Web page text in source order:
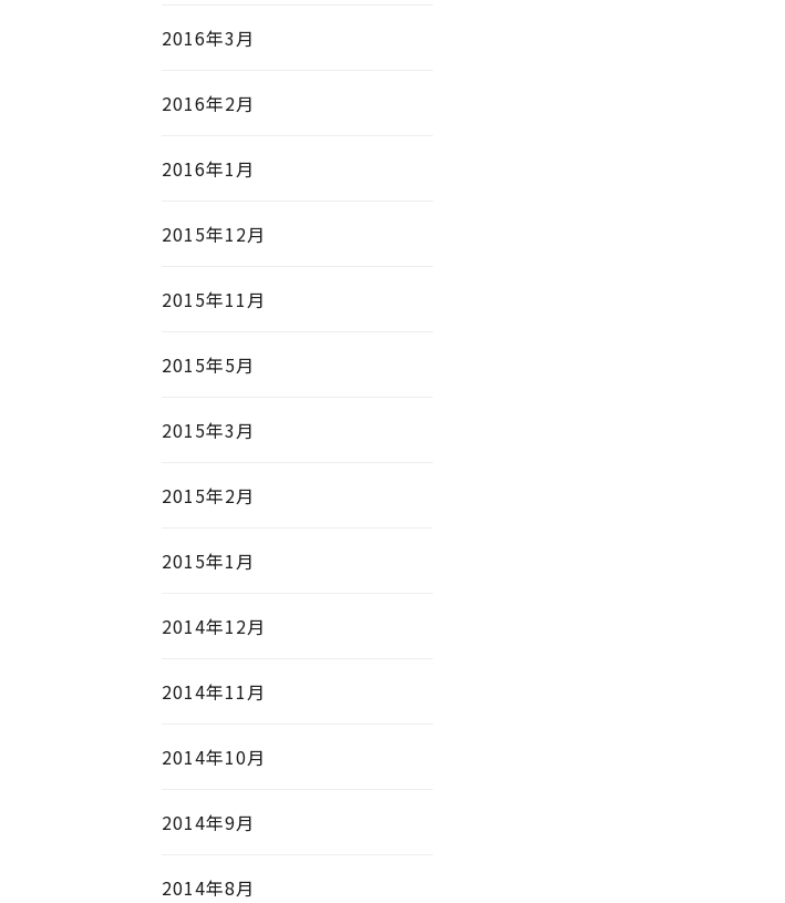
2016年3月
2016年2月
2016年1月
2015年12月
2015年11月
2015年5月
2015年3月
2015年2月
2015年1月
2014年12月
2014年11月
2014年10月
2014年9月
2014年8月